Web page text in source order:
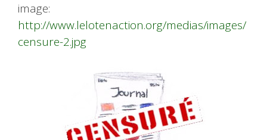
image:
http://www.lelotenaction.org/medias/images/
censure-2.jpg